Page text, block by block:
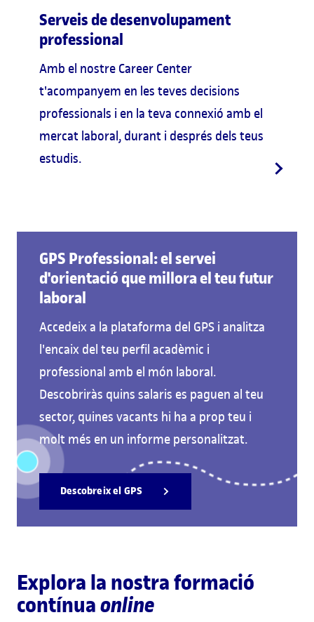
Serveis de desenvolupament
professional
Amb el nostre Career Center
t'acompanyem en les teves decisions
professionals i en la teva connexió amb el
mercat laboral, durant i després dels teus
estudis.
GPS Professional: el servei
d'orientació que millora el teu futur
laboral
Accedeix a la plataforma del GPS i analitza
l'encaix del teu perfil acadèmic i
professional amb el món laboral.
Descobriràs quins salaris es paguen al teu
sector, quines vacants hi ha a prop teu i
molt més en un informe personalitzat.
Descobreix el GPS
Explora la nostra formació
contínuaonline